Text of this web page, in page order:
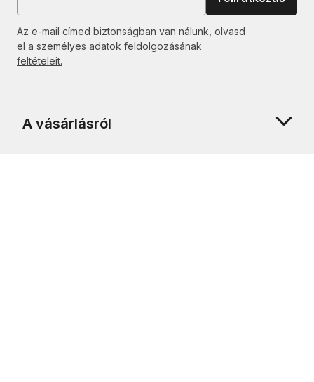
Az e-mail címed biztonságban van nálunk, olvasd
el a személyes adatok feldolgozásának
feltételeit.
A vásárlásról